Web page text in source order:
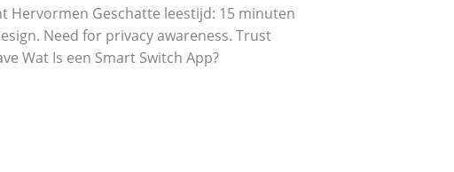
Hervormen Geschatte leestijd: 15 minuten
Need for privacy awareness. Trust
Wat Is een Smart Switch App?